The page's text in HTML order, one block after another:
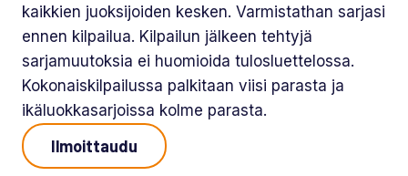
kaikkien juoksijoiden kesken. Varmistathan sarjasi
ennen kilpailua. Kilpailun jälkeen tehtyjä
sarjamuutoksia ei huomioida tulosluettelossa.
Kokonaiskilpailussa palkitaan viisi parasta ja
ikäluokkasarjoissa kolme parasta.
Ilmoittaudu